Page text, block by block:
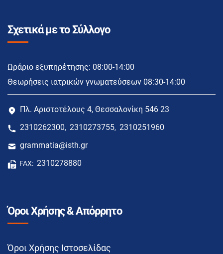
Σχετικά με το Σύλλογο
Ωράριο εξυπηρέτησης: 08:00-14:00
Θεωρήσεις ιατρικών γνωματεύσεων 08:30-14:00
Πλ. Αριστοτέλους 4, Θεσσαλονίκη 546 23
2310262300, 2310273755, 2310251960
grammatia@isth.gr
FAX: 2310278880
Όροι Χρήσης & Απόρρητο
Όροι Χρήσης Ιστοσελίδας